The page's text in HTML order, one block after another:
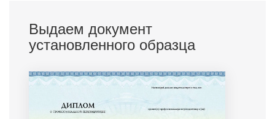
Выдаем документ
установленного образца